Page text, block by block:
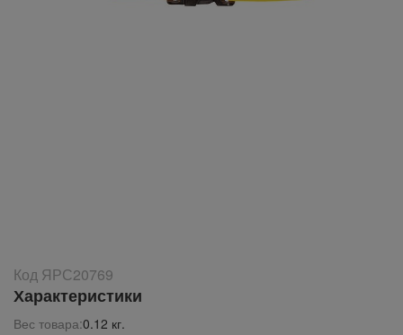
Код ЯРС20769
Характеристики
Вес товара:0.12 кг.